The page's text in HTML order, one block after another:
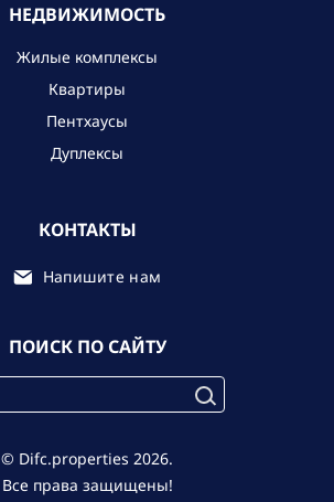
НЕДВИЖИМОСТЬ
Жилые комплексы
Квартиры
Пентхаусы
Дуплексы
КОНТАКТЫ
Напишите нам
ПОИСК ПО САЙТУ
© Difc.properties 2026.
Все права защищены!